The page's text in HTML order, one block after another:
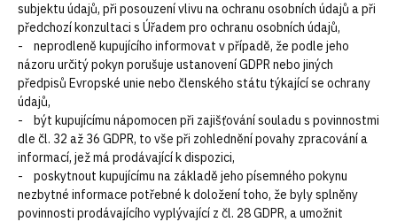
subjektu údajů, při posouzení vlivu na ochranu osobních údajů a při
předchozí konzultaci s Úřadem pro ochranu osobních údajů,
- neprodleně kupujícího informovat v případě, že podle jeho
názoru určitý pokyn porušuje ustanovení GDPR nebo jiných
předpisů Evropské unie nebo členského státu týkající se ochrany
údajů,
- být kupujícímu nápomocen při zajišťování souladu s povinnostmi
dle čl. 32 až 36 GDPR, to vše při zohlednění povahy zpracování a
informací, jež má prodávající k dispozici,
- poskytnout kupujícímu na základě jeho písemného pokynu
nezbytné informace potřebné k doložení toho, že byly splněny
povinnosti prodávajícího vyplývající z čl. 28 GDPR, a umožnit